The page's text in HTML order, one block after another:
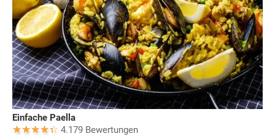
Einfache Paella
4.179 Bewertungen